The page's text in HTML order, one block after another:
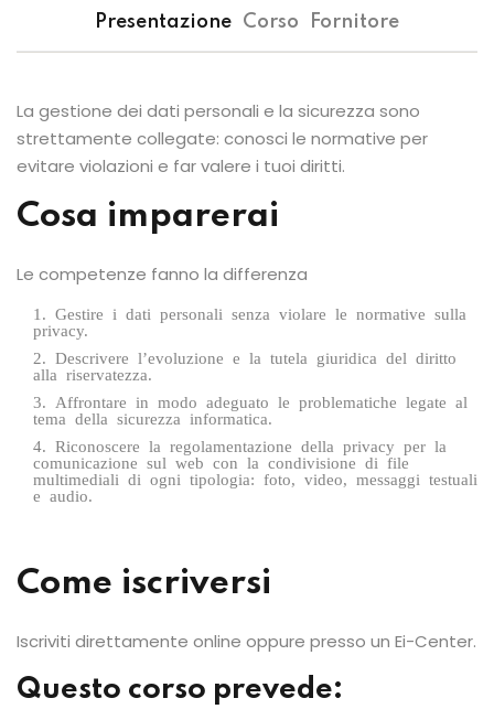
Presentazione Corso Fornitore
La gestione dei dati personali e la sicurezza sono
strettamente collegate: conosci le normative per
evitare violazioni e far valere i tuoi diritti.
Cosa imparerai
Le competenze fanno la differenza
Gestire i dati personali senza violare le normative sulla
privacy.
Descrivere l’evoluzione e la tutela giuridica del diritto
alla riservatezza.
Affrontare in modo adeguato le problematiche legate al
tema della sicurezza informatica.
Riconoscere la regolamentazione della privacy per la
comunicazione sul web con la condivisione di file
multimediali di ogni tipologia: foto, video, messaggi testuali
e audio.
Come iscriversi
Iscriviti direttamente online oppure presso un Ei-Center.
Questo corso prevede: